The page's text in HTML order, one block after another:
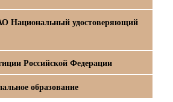
Национальный удостоверяющий
Российской Федерации
образование